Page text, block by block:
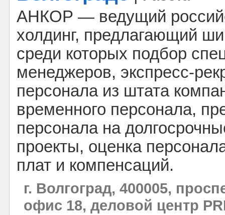
АНКОР — ведущий
холдинг, предлагающий
среди которых подбор
менеджеров, экспресс-
персонала из штата
временного персонала,
персонала на
проекты, оценка
плат и компенсаций.
г. Волгоград, 400005,
офис 18, деловой центр